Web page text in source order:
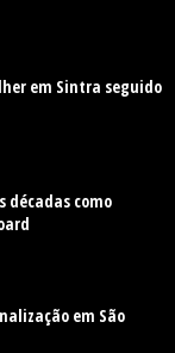
em Sintra seguido
décadas como
em São